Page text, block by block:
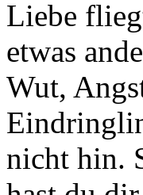
Liebe
etwas
Wut,
nicht hin.